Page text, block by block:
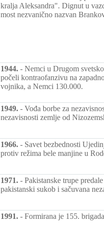
kralja Aleksandra". Dignut u
most nezvanično nazvan
1944. - Nemci u Drugom
počeli kontraofanzivu na
vojnika, a Nemci 130.000.
1949. - Vođa borbe za
nezavisnosti zemlje od
1966. - Savet bezbednosti
protiv režima bele manjine u
1971. - Pakistanske trupe
pakistanski sukob i sačuvana
1991. - Formirana je 155.